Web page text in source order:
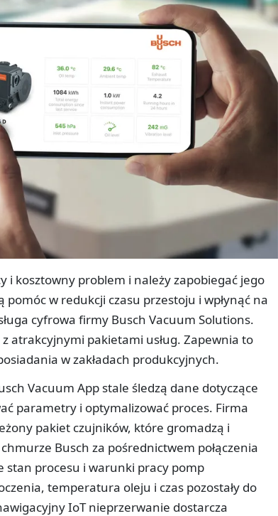
i kosztowny problem i należy zapobiegać jego
w redukcji czasu przestoju i wpłynąć na
cyfrowa firmy Busch Vacuum Solutions.
atrakcyjnymi pakietami usług. Zapewnia to
w zakładach produkcyjnych.
Vacuum App stale śledzą dane dotyczące
parametry i optymalizować proces. Firma
pakiet czujników, które gromadzą i
Busch za pośrednictwem połączenia
stan procesu i warunki pracy pomp
temperatura oleju i czas pozostały do
IoT nieprzerwanie dostarcza